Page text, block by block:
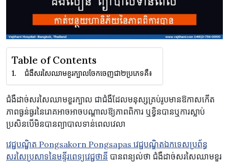
Table of Contents
ជំងឺសរសៃឈាមខួរក្បាលចែកចេញជា២ប្រភេទគឺ៖
ជំងឺដាច់សរសៃឈាមខួរក្បាល ជាជំងឺដែលមនុស្សគ្រប់រូបមានឱកាសកើត
ភាពធ្ងន់ធ្ងរនៃរោគអាចអាចបណ្តាលឱ្យភាពពិការ ឬខ្វិនបានឬការស្លាប់
ប្រសិនបើមិនបានព្យាបាលទាន់ពេលវេលា
វេជ្ជបណ្ឌិត Pongsakorn Pongsapas វេជ្ជបណ្ឌិតឯកទេសប្រព័ន្ធ
សរសៃប្រសាទនៃ​មន្ទីរពេទ្យវេជ្ជថានី បានពន្យល់ថា ជំងឺដាច់សរសៃឈាមខួរ